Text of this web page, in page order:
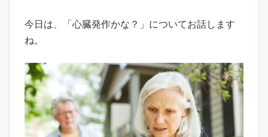
今日は、「心臓発作かな？」についてお話します
ね。